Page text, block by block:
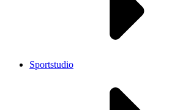
Sportstudio